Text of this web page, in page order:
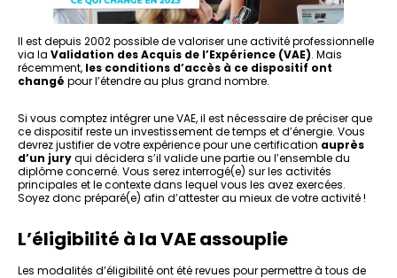
Il est depuis 2002 possible de valoriser une activité professionnelle
via la Validation des Acquis de l’Expérience (VAE). Mais
récemment, les conditions d’accès à ce dispositif ont
changé pour l’étendre au plus grand nombre.
Si vous comptez intégrer une VAE, il est nécessaire de préciser que
ce dispositif reste un investissement de temps et d’énergie. Vous
devrez justifier de votre expérience pour une certification auprès
d’un juryqui décidera s’il valide une partie ou l’ensemble du
diplôme concerné. Vous serez interrogé(e) sur les activités
principales et le contexte dans lequel vous les avez exercées.
Soyez donc préparé(e) afin d’attester au mieux de votre activité !
L’éligibilité à la VAE assouplie
Les modalités d’éligibilité ont été revues pour permettre à tous de